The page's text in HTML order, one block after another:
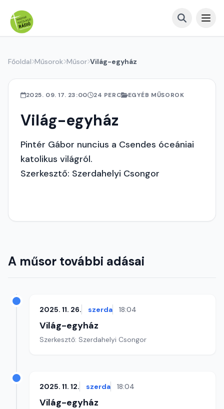
Főoldal Műsorok Műsor Világ-egyház
2025. 09. 17. 23:00 24 PERC EGYÉB MŰSOROK
Világ-egyház
Pintér Gábor nuncius a Csendes óceániai
katolikus világról.
Szerkesztő: Szerdahelyi Csongor
A műsor további adásai
2025. 11. 26. szerda 18:04
Világ-egyház
Szerkesztő: Szerdahelyi Csongor
2025. 11. 12. szerda 18:04
Világ-egyház